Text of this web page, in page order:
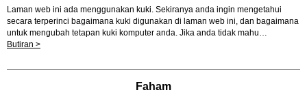
Tag Popular
Laman web ini ada menggunakan kuki. Sekiranya anda ingin mengetahui
secara terperinci bagaimana kuki digunakan di laman web ini, dan bagaimana
untuk mengubah tetapan kuki komputer anda. Jika anda tidak mahu
menggunakan kuki di komputer anda, sila rujuk penerangan mengenai kuki.
mengetahui secara terperinci bagaimana kuki digunakan di laman web ini,
mahu menggunakan kuki di komputer anda, sila rujuk penerangan mengenai
Butiran >
Faham